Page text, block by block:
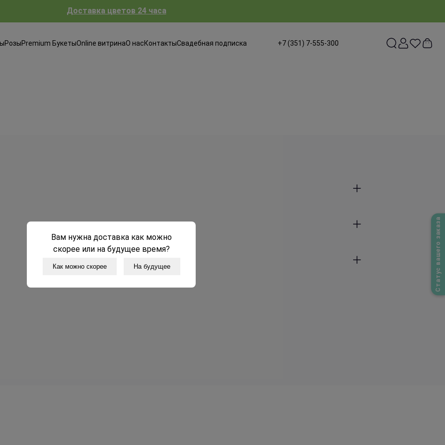
Доставка цветов 24 часа
РозыPremium БукетыOnline витринаО насКонтактыСвадебная подписка +7 (351) 7-555-300
Статус вашего заказа
Корзины с цветами
Эффект WoW
Подарки Игрушки Открытки
Уютный дом
cookie
Вам нужна доставка как можно
скорее или на будущее время?
Как можно скорее На будущее